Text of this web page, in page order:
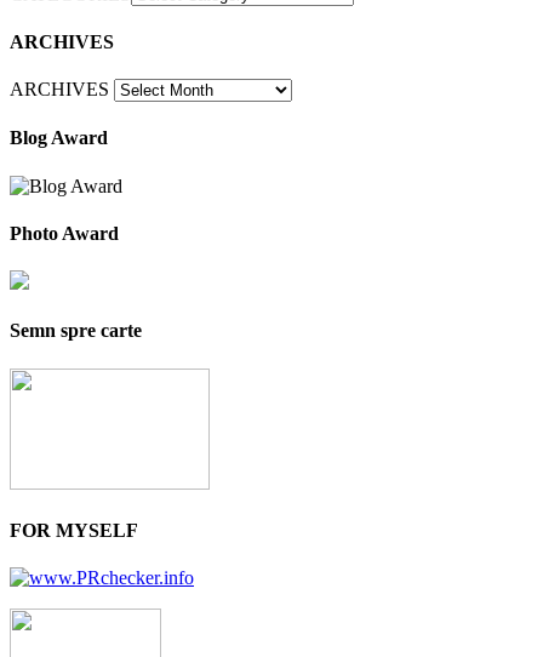
ARCHIVES
ARCHIVES
Blog Award
Photo Award
Semn spre carte
FOR MYSELF